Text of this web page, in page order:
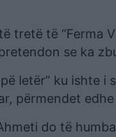
tretë të “Ferma
se ka
letër” ku ishte
përmendet
do të